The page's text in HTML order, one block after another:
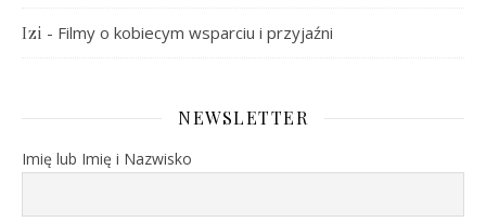
Izi - Filmy o kobiecym wsparciu i przyjaźni
NEWSLETTER
Imię lub Imię i Nazwisko